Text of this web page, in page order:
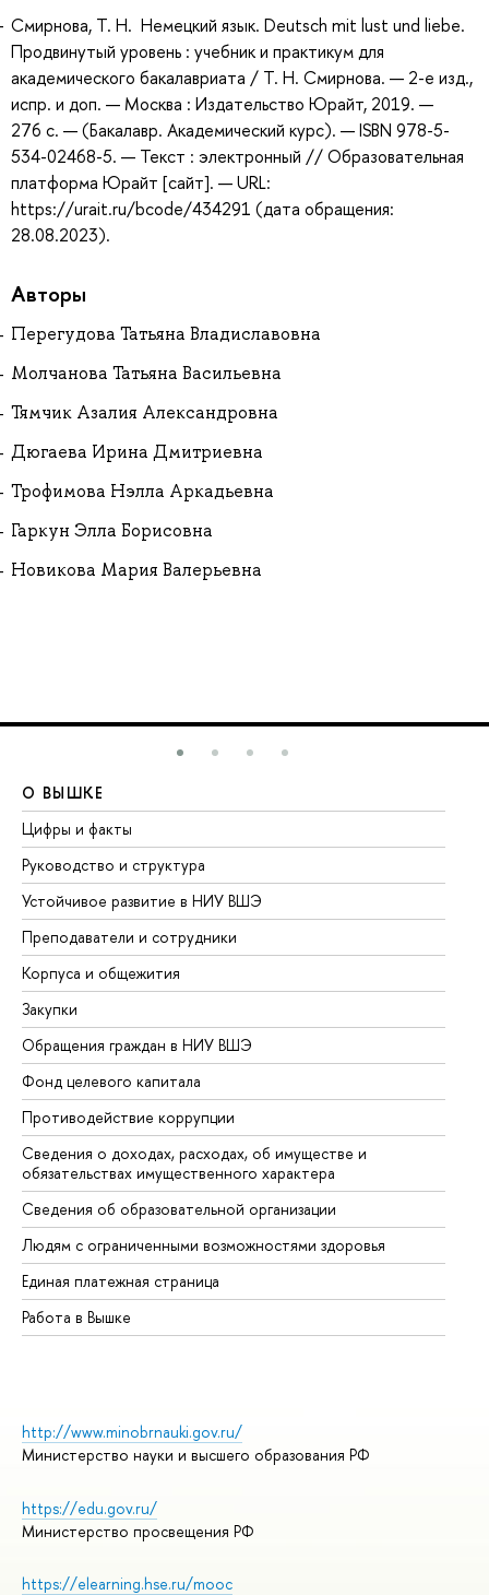
Смирнова, Т. Н. Немецкий язык. Deutsch mit lust und liebe.
Продвинутый уровень : учебник и практикум для
академического бакалавриата / Т. Н. Смирнова. — 2-е изд.,
испр. и доп. — Москва : Издательство Юрайт, 2019. —
276 с. — (Бакалавр. Академический курс). — ISBN 978-5-
534-02468-5. — Текст : электронный // Образовательная
платформа Юрайт [сайт]. — URL:
https://urait.ru/bcode/434291 (дата обращения:
28.08.2023).
Авторы
Перегудова Татьяна Владиславовна
Молчанова Татьяна Васильевна
Тямчик Азалия Александровна
Дюгаева Ирина Дмитриевна
Трофимова Нэлла Аркадьевна
Гаркун Элла Борисовна
Новикова Мария Валерьевна
О ВЫШКЕ
Цифры и факты
Руководство и структура
Устойчивое развитие в НИУ ВШЭ
Преподаватели и сотрудники
Корпуса и общежития
Закупки
Обращения граждан в НИУ ВШЭ
Фонд целевого капитала
Противодействие коррупции
Сведения о доходах, расходах, об имуществе и
обязательствах имущественного характера
Сведения об образовательной организации
Людям с ограниченными возможностями здоровья
Единая платежная страница
Работа в Вышке
http://www.minobrnauki.gov.ru/
Министерство науки и высшего образования РФ
https://edu.gov.ru/
Министерство просвещения РФ
https://elearning.hse.ru/mooc